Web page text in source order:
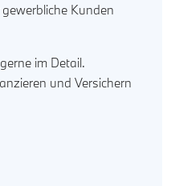
Kunden
im Detail.
und Versichern